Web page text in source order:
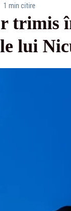
1 min citire
trimis
lui